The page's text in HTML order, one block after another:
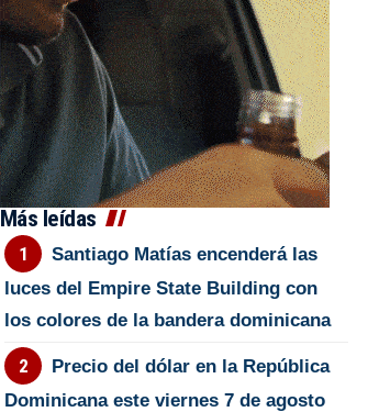
Más leídas
Santiago Matías encenderá las
luces del Empire State Building con
los colores de la bandera dominicana
Precio del dólar en la República
Dominicana este viernes 7 de agosto